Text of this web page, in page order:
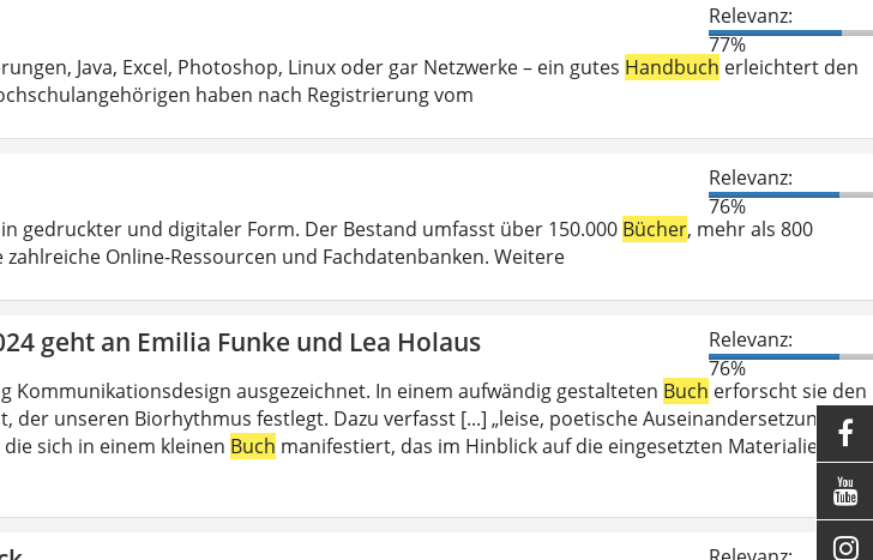
Relevanz:
77%
Java, Excel, Photoshop, Linux oder gar Netzwerke – ein gutes Handbuch erleichtert den
haben nach Registrierung vom
Relevanz:
76%
gedruckter und digitaler Form. Der Bestand umfasst über 150.000 Bücher, mehr als 800
Online-Ressourcen und Fachdatenbanken. Weitere
geht an Emilia Funke und Lea Holaus
Relevanz:
76%
Kommunikationsdesign ausgezeichnet. In einem aufwändig gestalteten Buch erforscht sie den
der unseren Biorhythmus festlegt. Dazu verfasst [...] „leise, poetische Auseinandersetzung mit
sich in einem kleinen Buch manifestiert, das im Hinblick auf die eingesetzten Materialien und


